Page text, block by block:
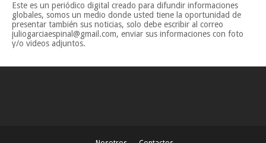
Este es un periódico digital creado para difundir informaciones
globales, somos un medio donde usted tiene la oportunidad de
presentar también sus noticias, solo debe escribir al correo
juliogarciaespinal@gmail.com, enviar sus informaciones con foto
y/o videos adjuntos.